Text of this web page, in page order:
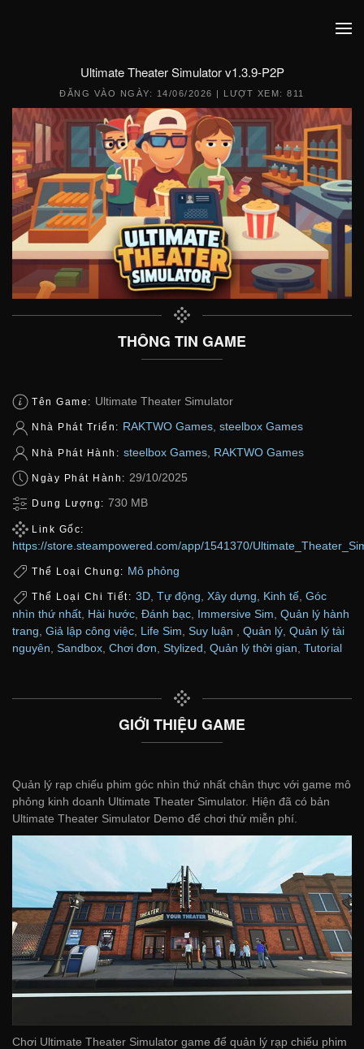
Ultimate Theater Simulator v1.3.9-P2P
ĐĂNG VÀO NGÀY: 14/06/2026 | LƯỢT XEM: 811
THÔNG TIN GAME
Tên Game: Ultimate Theater Simulator
Nhà Phát Triển: RAKTWO Games, steelbox Games
Nhà Phát Hành: steelbox Games, RAKTWO Games
Ngày Phát Hành: 29/10/2025
Dung Lượng: 730 MB
Link Gốc:
https://store.steampowered.com/app/1541370/
Thể Loại Chung: Mô phỏng
Thể Loại Chi Tiết: 3D, Tự động, Xây dựng, Kinh tế, Góc
nhìn thứ nhất Hài hước Đánh bạc Immersive Sim Quản lý hành
trang Giả lập công việc Life Sim Suy luận Quản lý Quản lý tài
nguyên Sandbox Chơi đơn Stylized Quản lý thời gian Tutorial
GIỚI THIỆU GAME
Quản lý rạp chiếu phim góc nhìn thứ nhất chân thực với game mô
phỏng kinh doanh Ultimate Theater Simulator. Hiện đã có bản
Ultimate Theater Simulator Demo để chơi thử miễn phí.
Chơi Ultimate Theater Simulator game để quản lý rạp chiếu phim